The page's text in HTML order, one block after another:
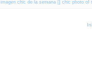
imagen chic de la semana [] chic photo of